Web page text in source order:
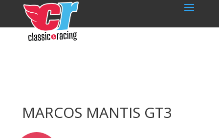
MARCOS MANTIS GT3